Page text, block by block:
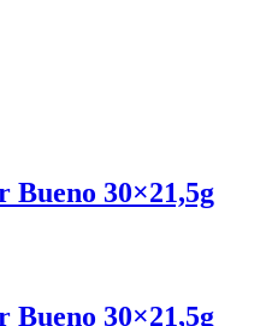
Bueno 30×21,5g
Bueno 30×21,5g